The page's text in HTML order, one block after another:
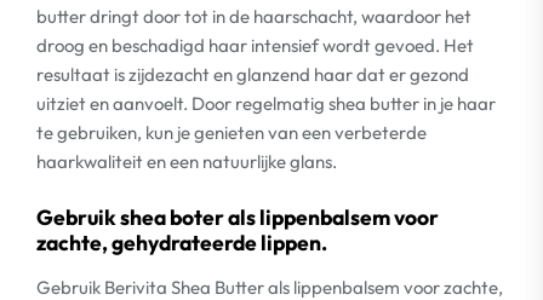
butter dringt door tot in de haarschacht, waardoor het
droog en beschadigd haar intensief wordt gevoed. Het
resultaat is zijdezacht en glanzend haar dat er gezond
uitziet en aanvoelt. Door regelmatig shea butter in je haar
te gebruiken, kun je genieten van een verbeterde
haarkwaliteit en een natuurlijke glans.
Gebruik shea boter als lippenbalsem voor
zachte, gehydrateerde lippen.
Gebruik Berivita Shea Butter als lippenbalsem voor zachte,